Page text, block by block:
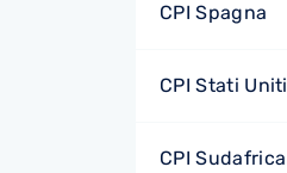
CPI Spagna
CPI Stati Uniti
CPI Sudafrica